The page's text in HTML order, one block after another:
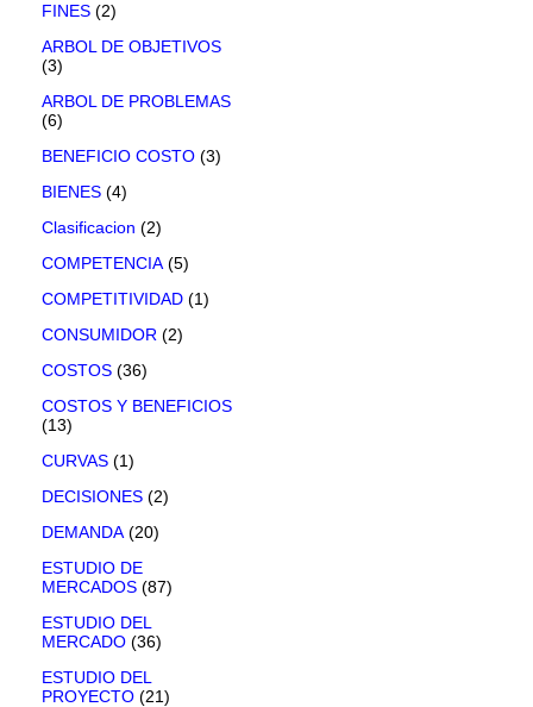
FINES (2)
ARBOL DE OBJETIVOS
(3)
ARBOL DE PROBLEMAS
(6)
BENEFICIO COSTO (3)
BIENES (4)
Clasificacion (2)
COMPETENCIA (5)
COMPETITIVIDAD (1)
CONSUMIDOR (2)
COSTOS (36)
COSTOS Y BENEFICIOS
(13)
CURVAS (1)
DECISIONES (2)
DEMANDA (20)
ESTUDIO DE
MERCADOS (87)
ESTUDIO DEL
MERCADO (36)
ESTUDIO DEL
PROYECTO (21)